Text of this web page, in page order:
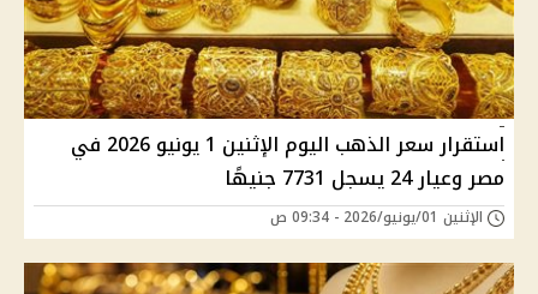
استقرار سعر الذهب اليوم الإثنين 1 يونيو 2026 في
مصر وعيار 24 يسجل 7731 جنيهًا
الإثنين 01/يونيو/2026 - 09:34 ص